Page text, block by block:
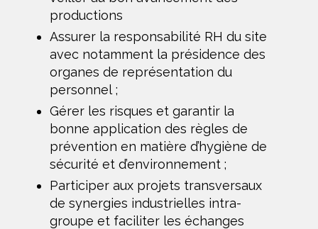
productions
Assurer la responsabilité RH du site
avec notamment la présidence des
organes de représentation du
personnel ;
Gérer les risques et garantir la
bonne application des règles de
prévention en matière d’hygiène de
sécurité et d’environnement ;
Participer aux projets transversaux
de synergies industrielles intra-
groupe et faciliter les échanges